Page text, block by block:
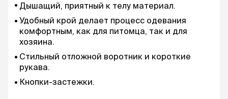
Дышащий, приятный к телу материал.
Удобный крой делает процесс одевания
комфортным, как для питомца, так и для
хозяина.
Стильный отложной воротник и короткие
рукава.
Кнопки-застежки.